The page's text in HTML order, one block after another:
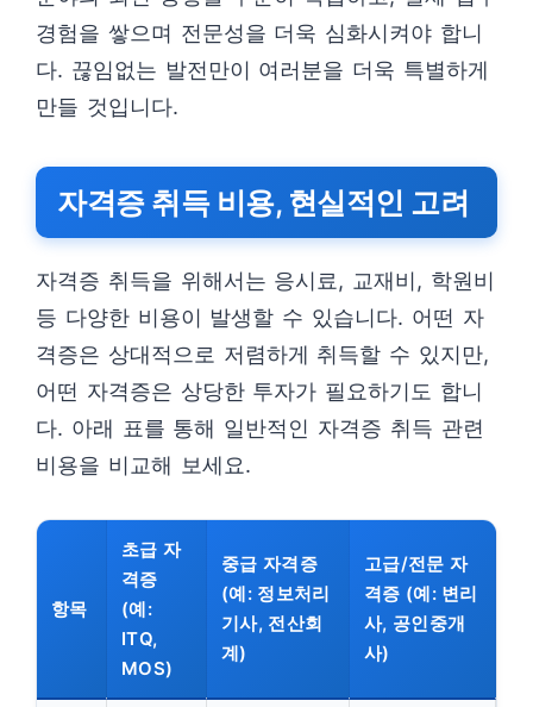
경험을 쌓으며 전문성을 더욱 심화시켜야 합니
다. 끊임없는 발전만이 여러분을 더욱 특별하게
만들 것입니다.
자격증 취득 비용, 현실적인 고려
자격증 취득을 위해서는 응시료, 교재비, 학원비
등 다양한 비용이 발생할 수 있습니다. 어떤 자
격증은 상대적으로 저렴하게 취득할 수 있지만,
어떤 자격증은 상당한 투자가 필요하기도 합니
다. 아래 표를 통해 일반적인 자격증 취득 관련
비용을 비교해 보세요.
항목
초급 자
격증
(예:
ITQ,
MOS)
중급 자격증
(예: 정보처리
기사, 전산회
계)
고급/전문 자
격증 (예: 변리
사, 공인중개
사)